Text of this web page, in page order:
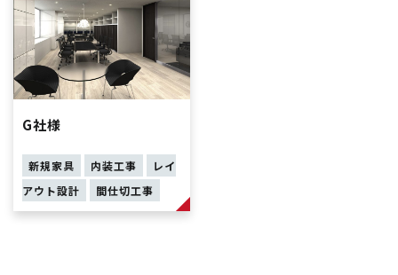
G社様
新規家具 内装工事
レイ
アウト設計
間仕切工事